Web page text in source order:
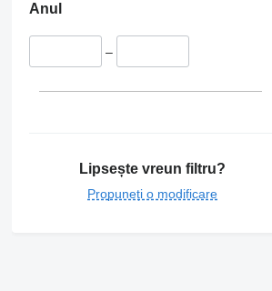
Anul
–
Lipsește vreun filtru?
Propuneți o modificare